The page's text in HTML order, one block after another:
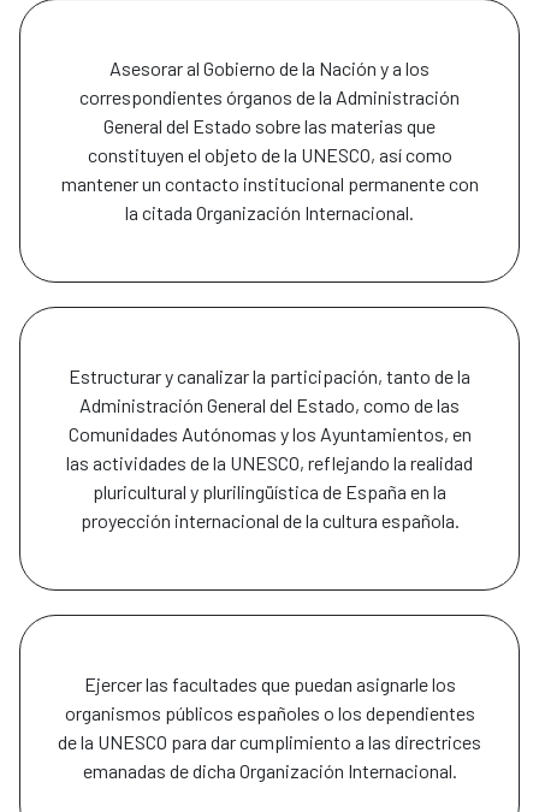
Asesorar al Gobierno de la Nación y a los
correspondientes órganos de la Administración
General del Estado sobre las materias que
constituyen el objeto de la UNESCO, así como
mantener un contacto institucional permanente con
la citada Organización Internacional.
Estructurar y canalizar la participación, tanto de la
Administración General del Estado, como de las
Comunidades Autónomas y los Ayuntamientos, en
las actividades de la UNESCO, reflejando la realidad
pluricultural y plurilingüística de España en la
proyección internacional de la cultura española.
Ejercer las facultades que puedan asignarle los
organismos públicos españoles o los dependientes
de la UNESCO para dar cumplimiento a las directrices
emanadas de dicha Organización Internacional.